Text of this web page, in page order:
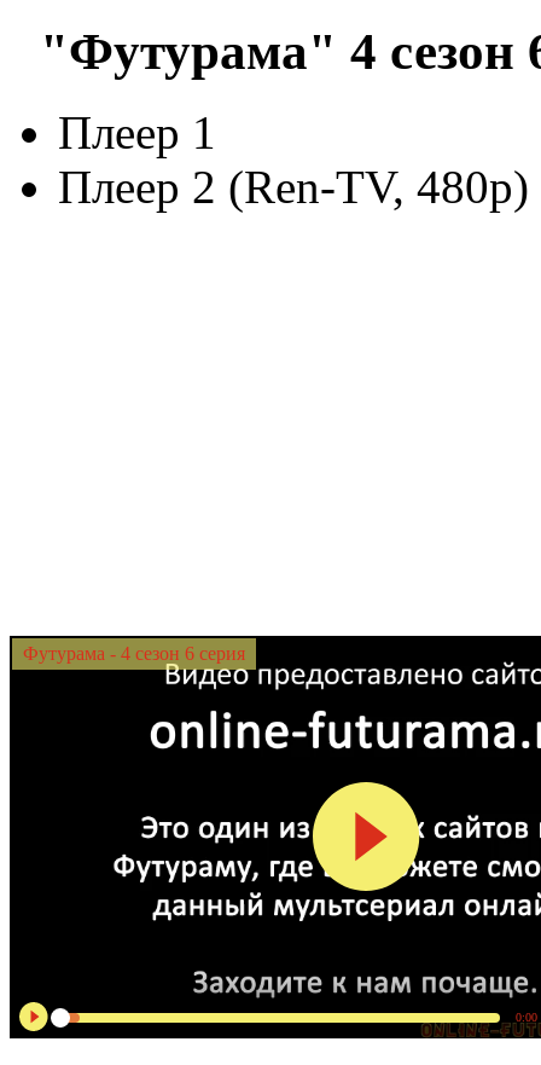
"Футурама" 4 сезон
Плеер 1
Плеер 2 (Ren-TV, 480p)
Футурама - 4 сезон 6 серия
0:00